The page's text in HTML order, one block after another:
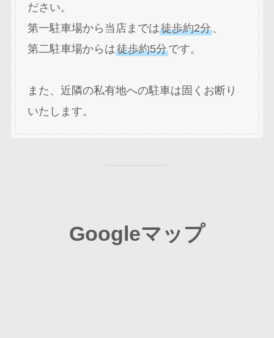
ださい。
第一駐車場から当店までは徒歩約2分、
第二駐車場からは徒歩約5分です。
また、近隣の私有地への駐車は固くお断り
いたします。
Googleマップ